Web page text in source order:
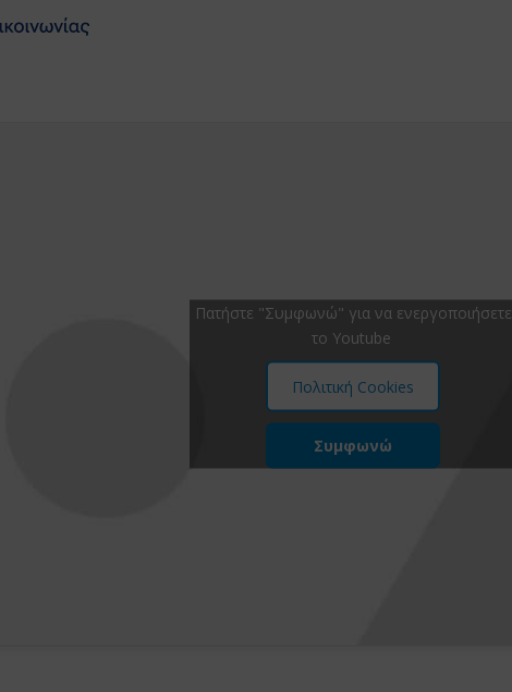
Πατήστε "Συμφωνώ" για να ενεργοποιήσετε
το Youtube
Πολιτική Cookies
Συμφωνώ